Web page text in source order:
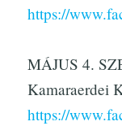
https://
MÁJUS 4.
Kamaraerdei
https://